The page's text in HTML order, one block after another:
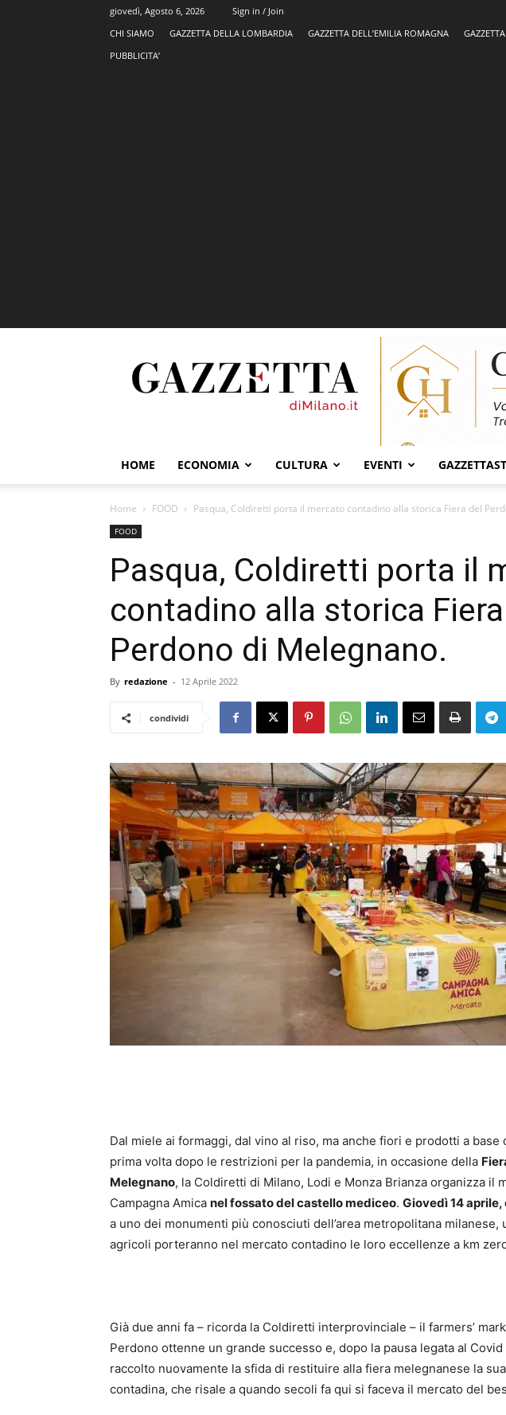
giovedì, Agosto 6, 2026
Sign in / Join
CHI SIAMO
GAZZETTA DELLA LOMBARDIA GAZZETTA DELL’EMILIA ROMAGNA
PUBBLICITA’
HOME ECONOMIA CULTURA EVENTI
Home FOOD Pasqua, Coldiretti porta il mercato contadino alla storica Fiera del
FOOD
Pasqua, Coldiretti porta il
contadino alla storica Fiera
Perdono di Melegnano.
By redazione - 12 Aprile 2022
condividi
Dal miele ai formaggi, dal vino al riso, ma anche fiori e prodotti a base
prima volta dopo le restrizioni per la pandemia, in occasione della
Melegnano, la Coldiretti di Milano, Lodi e Monza Brianza organizza il
Campagna Amica nel fossato del castello mediceo. Giovedì 14 aprile,
a uno dei monumenti più conosciuti dell’area metropolitana milanese,
agricoli porteranno nel mercato contadino le loro eccellenze a km
Già due anni fa – ricorda la Coldiretti interprovinciale – il farmers’
Perdono ottenne un grande successo e, dopo la pausa legata al Covid
raccolto nuovamente la sfida di restituire alla fiera melegnanese la
contadina, che risale a quando secoli fa qui si faceva il mercato del